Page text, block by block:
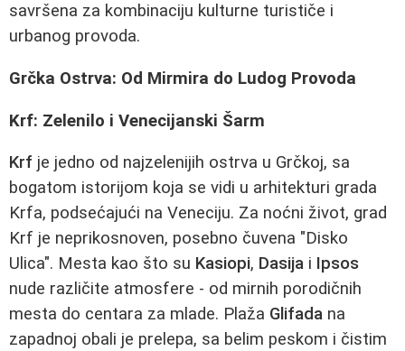
savršena za kombinaciju kulturne turističe i
urbanog provoda.
Grčka Ostrva: Od Mirmira do Ludog Provoda
Krf: Zelenilo i Venecijanski Šarm
Krf je jedno od najzelenijih ostrva u Grčkoj, sa
bogatom istorijom koja se vidi u arhitekturi grada
Krfa, podsećajući na Veneciju. Za noćni život, grad
Krf je neprikosnoven, posebno čuvena "Disko
Ulica". Mesta kao što su Kasiopi, Dasija i Ipsos
nude različite atmosfere - od mirnih porodičnih
mesta do centara za mlade. Plaža Glifada na
zapadnoj obali je prelepa, sa belim peskom i čistim